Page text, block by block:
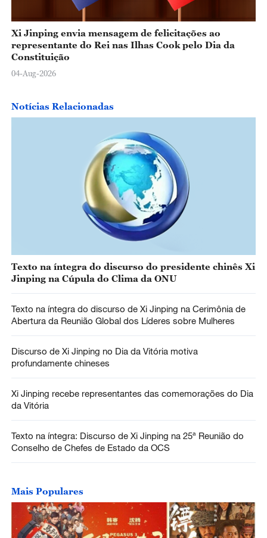
Xi Jinping envia mensagem de felicitações ao
representante do Rei nas Ilhas Cook pelo Dia da
Constituição
04-Aug-2026
Notícias Relacionadas
Texto na íntegra do discurso do presidente chinês Xi
Jinping na Cúpula do Clima da ONU
Texto na íntegra do discurso de Xi Jinping na Cerimônia de
Abertura da Reunião Global dos Líderes sobre Mulheres
Discurso de Xi Jinping no Dia da Vitória motiva
profundamente chineses
Xi Jinping recebe representantes das comemorações do Dia
da Vitória
Texto na íntegra: Discurso de Xi Jinping na 25ª Reunião do
Conselho de Chefes de Estado da OCS
Mais Populares